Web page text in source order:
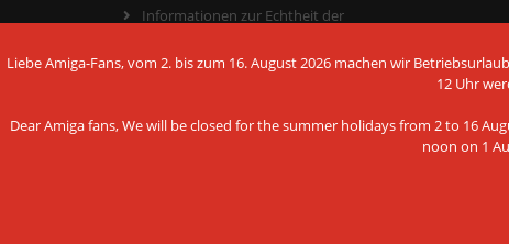
Liebe Amiga-Fans, vom 2. bis zum 16. August 2026 machen wir
12 Uhr
Dear Amiga fans, We will be closed for the summer holidays from 2 to 16
noon on 1
Informationen zur Echtheit der
Vertrag widerrufen
Widerrufsrecht + Muster-
Widerrufsformular